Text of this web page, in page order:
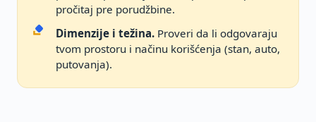
pročitaj pre porudžbine.
Dimenzije i težina. Proveri da li odgovaraju
tvom prostoru i načinu korišćenja (stan, auto,
putovanja).